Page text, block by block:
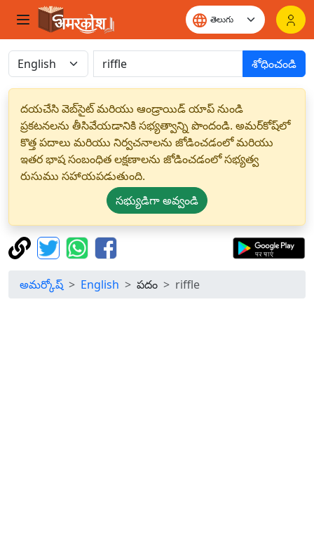
శోధించండి
దయచేసి వెబ్‌సైట్ మరియు ఆండ్రాయిడ్ యాప్ నుండి
ప్రకటనలను తీసివేయడానికి సభ్యత్వాన్ని పొందండి. అమర్‌కోష్‌లో
కొత్త పదాలు మరియు నిర్వచనాలను జోడించడంలో మరియు
ఇతర భాష సంబంధిత లక్షణాలను జోడించడంలో సభ్యత్వ
రుసుము సహాయపడుతుంది.
సభ్యుడిగా అవ్వండి
అమర్కోష్ English పదం riffle